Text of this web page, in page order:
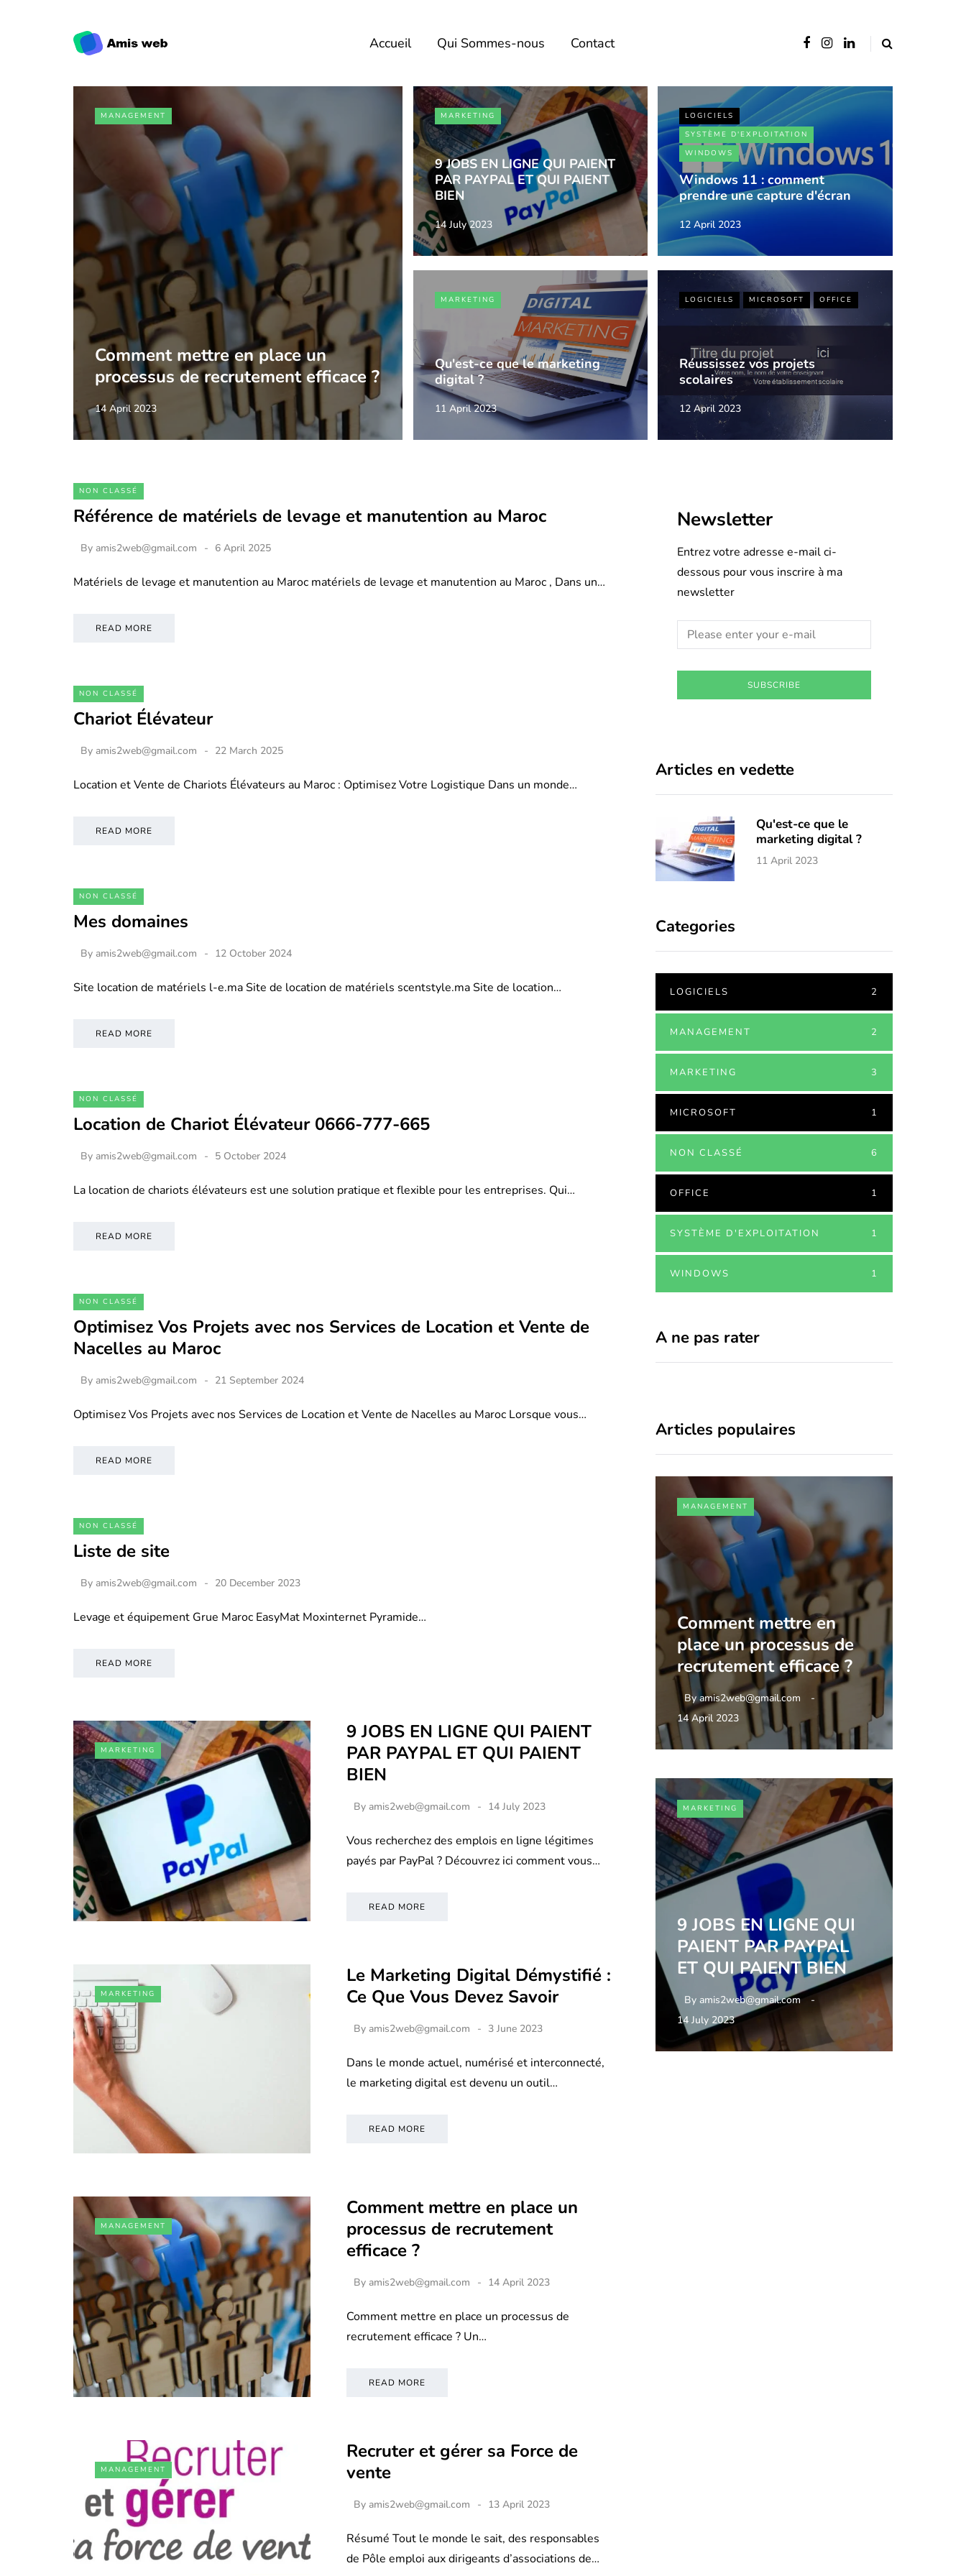
Accueil Qui Sommes-nous Contact
MANAGEMENT
Comment mettre en place un
processus de recrutement efficace ?
14 April 2023
MARKETING
9 JOBS EN LIGNE QUI PAIENT
PAR PAYPAL ET QUI PAIENT
BIEN
14 July 2023
LOGICIELS
SYSTÈME D'EXPLOITATION
WINDOWS
Windows 11 : comment
prendre une capture d'écran
12 April 2023
MARKETING
Qu'est-ce que le marketing
digital ?
11 April 2023
LOGICIELS MICROSOFT OFFICE
Réussissez vos projets
scolaires
12 April 2023
NON CLASSÉ
Référence de matériels de levage et manutention au Maroc
By amis2web@gmail.com 6 April 2025
Matériels de levage et manutention au Maroc matériels de levage et manutention au Maroc , Dans un…
READ MORE
NON CLASSÉ
Chariot Élévateur
By amis2web@gmail.com 22 March 2025
Location et Vente de Chariots Élévateurs au Maroc : Optimisez Votre Logistique Dans un monde…
READ MORE
NON CLASSÉ
Mes domaines
By amis2web@gmail.com 12 October 2024
Site location de matériels l-e.ma Site de location de matériels scentstyle.ma Site de location…
READ MORE
NON CLASSÉ
Location de Chariot Élévateur 0666-777-665
By amis2web@gmail.com 5 October 2024
La location de chariots élévateurs est une solution pratique et flexible pour les entreprises. Qui…
READ MORE
NON CLASSÉ
Optimisez Vos Projets avec nos Services de Location et Vente de
Nacelles au Maroc
By amis2web@gmail.com 21 September 2024
Optimisez Vos Projets avec nos Services de Location et Vente de Nacelles au Maroc Lorsque vous…
READ MORE
NON CLASSÉ
Liste de site
By amis2web@gmail.com 20 December 2023
Levage et équipement Grue Maroc EasyMat Moxinternet Pyramide…
READ MORE
MARKETING
9 JOBS EN LIGNE QUI PAIENT
PAR PAYPAL ET QUI PAIENT
BIEN
By amis2web@gmail.com 14 July 2023
Vous recherchez des emplois en ligne légitimes
payés par PayPal ? Découvrez ici comment vous…
READ MORE
MARKETING
Le Marketing Digital Démystifié :
Ce Que Vous Devez Savoir
By amis2web@gmail.com 3 June 2023
Dans le monde actuel, numérisé et interconnecté,
le marketing digital est devenu un outil…
READ MORE
MANAGEMENT
Comment mettre en place un
processus de recrutement
efficace ?
By amis2web@gmail.com 14 April 2023
Comment mettre en place un processus de
recrutement efficace ? Un…
READ MORE
MANAGEMENT
Recruter et gérer sa Force de
vente
By amis2web@gmail.com 13 April 2023
Résumé Tout le monde le sait, des responsables
de Pôle emploi aux dirigeants d’associations de…
Newsletter
Entrez votre adresse e-mail ci-
dessous pour vous inscrire à ma
newsletter
SUBSCRIBE
Articles en vedette
Qu'est-ce que le
marketing digital ?
11 April 2023
Categories
LOGICIELS 2
MANAGEMENT 2
MARKETING 3
MICROSOFT 1
NON CLASSÉ 6
OFFICE 1
SYSTÈME D'EXPLOITATION 1
WINDOWS 1
A ne pas rater
Articles populaires
MANAGEMENT
Comment mettre en
place un processus de
recrutement efficace ?
Byamis2web@gmail.com
14 April 2023
MARKETING
9 JOBS EN LIGNE QUI
PAIENT PAR PAYPAL
ET QUI PAIENT BIEN
By amis2web@gmail.com
14 July 2023